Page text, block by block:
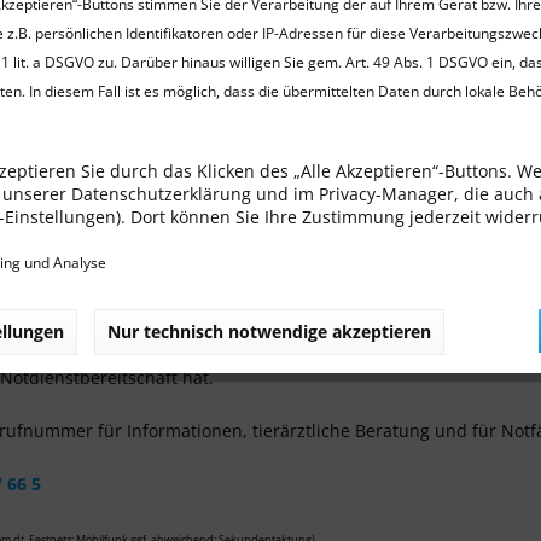
Notdienst sollen nach Vorgabe derLandes- und
Erkrankungenoder mitstarken Schmerzen
Notdienstes werden in der Regel keine umfangreichen
spezielle Diagnosen gestellt, außer sie sind für die
(bis zum 4-fachen Satz), zuzüglich einer
außerhalb unserer Sprechzeiten anrufen, wird Ihnen die
Tierarzt erreichen können. Des Weiteren wird auch über
hat.
für Informationen, tierärztliche Beratung und für
66 5
Buttons stimmen Sie der Verarbeitung der auf Ihrem Gerät bzw.
persönlichen Identifikatoren oder IP-Adressen für diese
lit. a DSGVO zu. Darüber hinaus willigen Sie gem. Art. 49 Abs. 1 DSGVO ein,
In diesem Fall ist es möglich, dass die übermittelten Daten durch lokale
Sie durch das Klicken des „Alle Akzeptieren“-Buttons.
Datenschutzerklärung und im Privacy-Manager, die auch
Einstellungen). Dort können Sie Ihre Zustimmung jederzeit
und Analyse
Nur technisch notwendige akzeptieren